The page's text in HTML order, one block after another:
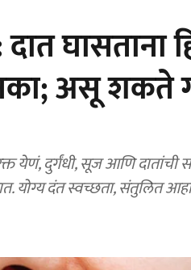
घासताना
असू शकते
येणं, दुर्गंधी, सूज आणि दातांची
योग्य दंत स्वच्छता, संतुलित